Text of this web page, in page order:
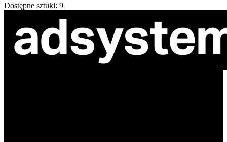
Dostępne sztuki: 9